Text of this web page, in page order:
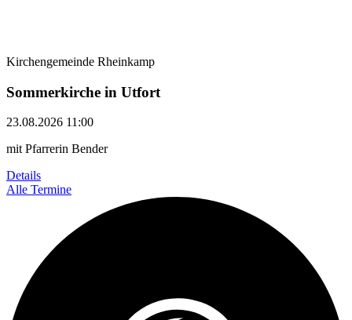
Kirchengemeinde Rheinkamp
Sommerkirche in Utfort
23.08.2026 11:00
mit Pfarrerin Bender
Details
Alle Termine